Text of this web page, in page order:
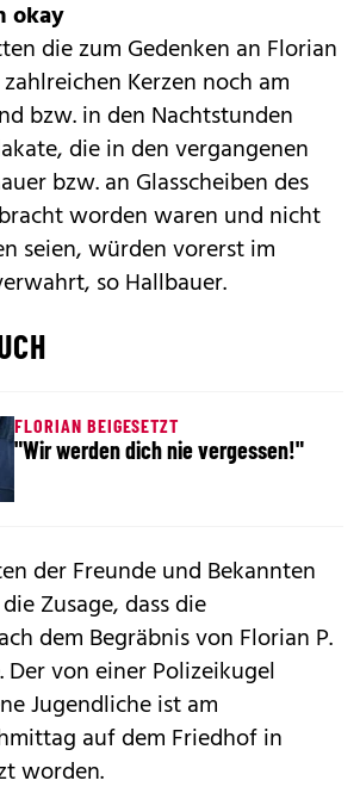
okay
die zum Gedenken an Florian
Kerzen noch am
bzw. in den Nachtstunden
die in den vergangenen
bzw. an Glasscheiben des
worden waren und nicht
seien, würden vorerst im
so Hallbauer.
FLORIAN BEIGESETZT
"Wir werden dich nie vergessen!"
der Freunde und Bekannten
Zusage, dass die
dem Begräbnis von Florian P.
von einer Polizeikugel
Jugendliche ist am
auf dem Friedhof in
worden.